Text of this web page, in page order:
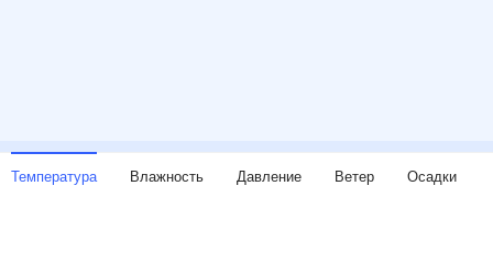
Температура Влажность Давление Ветер Осадки